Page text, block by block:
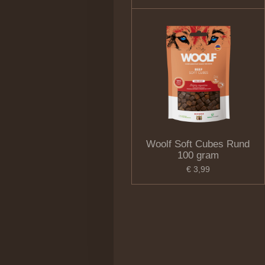
Woolf Soft Cubes Rund
100 gram
€ 3,99